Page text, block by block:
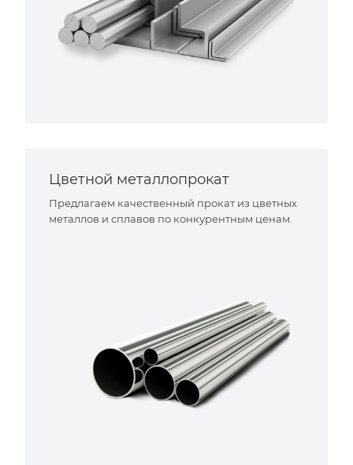
Цветной металлопрокат
Предлагаем качественный прокат из цветных
металлов и сплавов по конкурентным ценам.